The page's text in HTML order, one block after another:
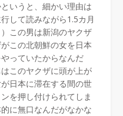
いうと、細かい理由は
して読みながら1.5カ月
この男は新潟のヤクザ
この北朝鮮の女を日本
っていたからなんだ
このヤクザに頭が上が
日本に滞在する間の世
を押し付けられてしま
に無口なんだがなかな